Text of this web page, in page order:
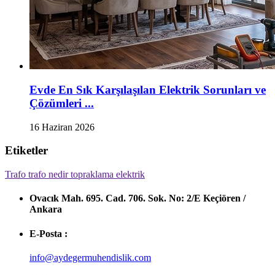
Evde En Sık Karşılaşılan Elektrik Sorunları ve
Çözümleri ...
16 Haziran 2026
Etiketler
Trafo trafo nedirtopraklama elektrik
Ovacık Mah. 695. Cad. 706. Sok. No: 2/E Keçiören /
Ankara
E-Posta :
info@aydegermuhendislik.com